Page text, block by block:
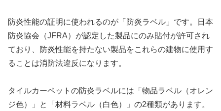
防炎性能の証明に使われるのが「防炎ラベル」です。日本
防炎協会（JFRA）が認定した製品にのみ貼付が許可され
ており、防炎性能を持たない製品をこれらの建物に使用す
ることは消防法違反になります。
タイルカーペットの防炎ラベルには「物品ラベル（オレン
ジ色）」と「材料ラベル（白色）」の2種類があります。